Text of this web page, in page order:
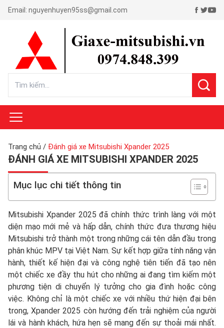
Email: nguyenhuyen95ss@gmail.com
Trang chủ / Đánh giá xe Mitsubishi Xpander 2025
ĐÁNH GIÁ XE MITSUBISHI XPANDER 2025
Mục lục chi tiết thông tin
Mitsubishi Xpander 2025 đã chính thức trình làng với một
diện mạo mới mẻ và hấp dẫn, chính thức đưa thương hiệu
Mitsubishi trở thành một trong những cái tên dẫn đầu trong
phân khúc MPV tại Việt Nam. Sự kết hợp giữa tính năng vận
hành, thiết kế hiện đại và công nghệ tiên tiến đã tạo nên
một chiếc xe đầy thu hút cho những ai đang tìm kiếm một
phương tiện di chuyển lý tưởng cho gia đình hoặc công
việc. Không chỉ là một chiếc xe với nhiều thứ hiện đại bên
trong, Xpander 2025 còn hướng đến trải nghiệm của người
lái và hành khách, hứa hẹn sẽ mang đến sự thoải mái nhất.